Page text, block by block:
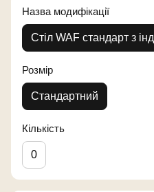
Назва модифікації
Стіл WAF стандарт з
Розмір
Стандартний
Кількість
0